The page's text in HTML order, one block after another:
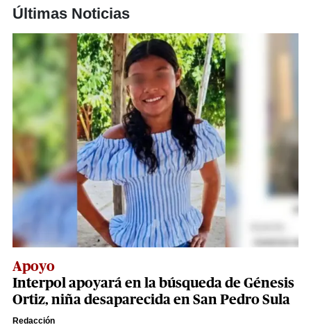
Últimas Noticias
Apoyo
Interpol apoyará en la búsqueda de Génesis
Ortiz, niña desaparecida en San Pedro Sula
Redacción